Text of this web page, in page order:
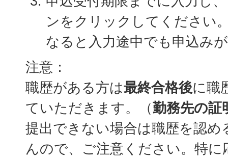
ンをクリックしてください
なると入力途中でも申込み
注意：
職歴がある方は最終合格後に職
ていただきます。（勤務先の証
提出できない場合は職歴を認
んので、ご注意ください。特に